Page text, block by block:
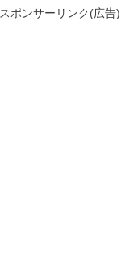
スポンサーリンク(広告)